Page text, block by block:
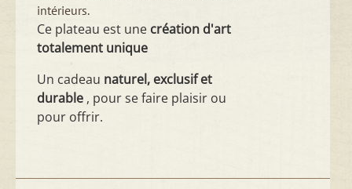
intérieurs.
Ce plateau est une création d'art
totalement unique
Un cadeau naturel, exclusif et
durable , pour se faire plaisir ou
pour offrir.